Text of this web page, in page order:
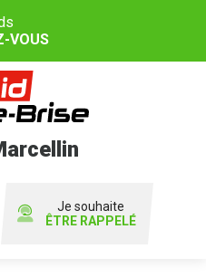
VOUS
Je souhaite
ÊTRE RAPPELÉ